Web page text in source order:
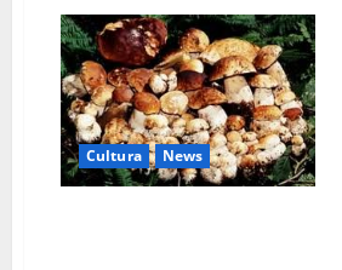
Cultura News